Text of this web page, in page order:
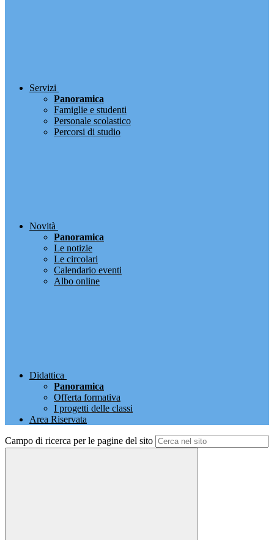
Servizi
Panoramica
Famiglie e studenti
Personale scolastico
Percorsi di studio
Novità
Panoramica
Le notizie
Le circolari
Calendario eventi
Albo online
Didattica
Panoramica
Offerta formativa
I progetti delle classi
Area Riservata
Campo di ricerca per le pagine del sito